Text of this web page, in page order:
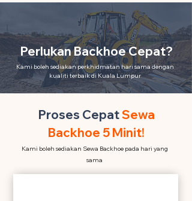
Perlukan Backhoe Cepat?
Kami boleh sediakan perkhidmatan hari sama dengan
kualiti terbaik di Kuala Lumpur
Proses CepatSewa
Backhoe 5 Minit!
Kami boleh sediakan Sewa Backhoe pada hari yang
sama